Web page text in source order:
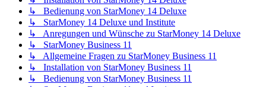
↳ Bedienung von StarMoney 14 Deluxe
↳ StarMoney 14 Deluxe und Institute
↳ Anregungen und Wünsche zu StarMoney 14 Deluxe
↳ StarMoney Business 11
↳ Allgemeine Fragen zu StarMoney Business 11
↳ Installation von StarMoney Business 11
↳ Bedienung von StarMoney Business 11